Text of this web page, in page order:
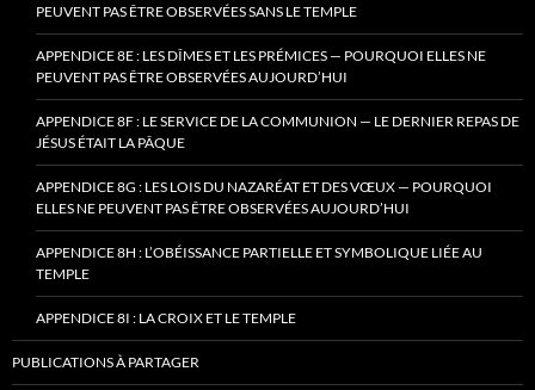
PEUVENT PAS ÊTRE OBSERVÉES SANS LE TEMPLE
APPENDICE 8E : LES DÎMES ET LES PRÉMICES — POURQUOI ELLES NE
PEUVENT PAS ÊTRE OBSERVÉES AUJOURD’HUI
APPENDICE 8F : LE SERVICE DE LA COMMUNION — LE DERNIER REPAS DE
JÉSUS ÉTAIT LA PÂQUE
APPENDICE 8G : LES LOIS DU NAZARÉAT ET DES VŒUX — POURQUOI
ELLES NE PEUVENT PAS ÊTRE OBSERVÉES AUJOURD’HUI
APPENDICE 8H : L’OBÉISSANCE PARTIELLE ET SYMBOLIQUE LIÉE AU
TEMPLE
APPENDICE 8I : LA CROIX ET LE TEMPLE
PUBLICATIONS À PARTAGER